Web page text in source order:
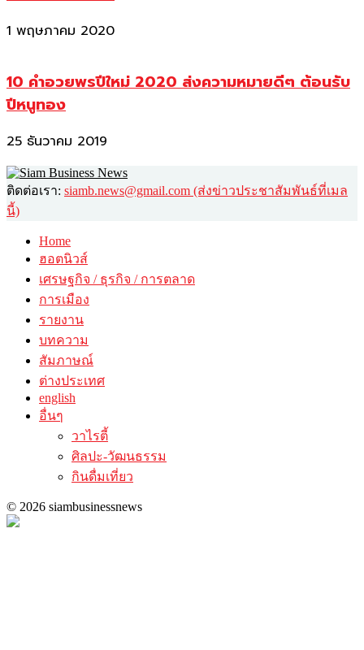
1 พฤษภาคม 2020
10 คำอวยพรปีใหม่ 2020 ส่งความหมายดีๆ ต้อนรับ
ปีหนูทอง
25 ธันวาคม 2019
ติดต่อเรา: siamb.news@gmail.com (ส่งข่าวประชาสัมพันธ์ที่เมล
นี้)
Home
ฮอตนิวส์
เศรษฐกิจ / ธุรกิจ / การตลาด
การเมือง
รายงาน
บทความ
สัมภาษณ์
ต่างประเทศ
english
อื่นๆ
วาไรตี้
ศิลปะ-วัฒนธรรม
กินดื่มเที่ยว
© 2026 siambusinessnews